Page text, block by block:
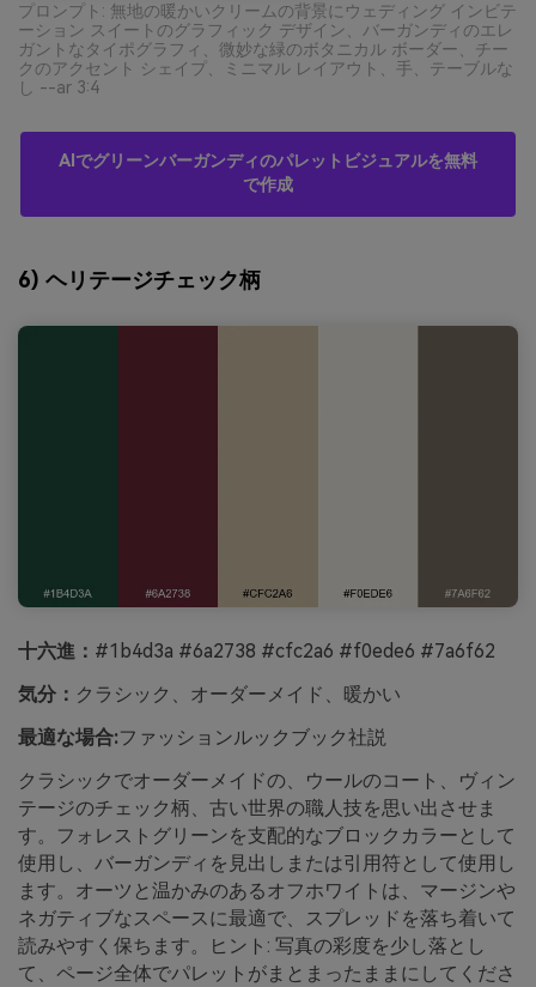
プロンプト: 無地の暖かいクリームの背景にウェディング インビテ
ーション スイートのグラフィック デザイン、バーガンディのエレ
ガントなタイポグラフィ、微妙な緑のボタニカル ボーダー、チー
クのアクセント シェイプ、ミニマル レイアウト、手、テーブルな
し --ar 3:4
AIでグリーンバーガンディのパレットビジュアルを無料
で作成
6) ヘリテージチェック柄
十六進： #1b4d3a #6a2738 #cfc2a6 #f0ede6 #7a6f62
気分： クラシック、オーダーメイド、暖かい
最適な場合:ファッションルックブック社説
クラシックでオーダーメイドの、ウールのコート、ヴィン
テージのチェック柄、古い世界の職人技を思い出させま
す。フォレストグリーンを支配的なブロックカラーとして
使用し、バーガンディを見出しまたは引用符として使用し
ます。オーツと温かみのあるオフホワイトは、マージンや
ネガティブなスペースに最適で、スプレッドを落ち着いて
読みやすく保ちます。ヒント: 写真の彩度を少し落とし
て、ページ全体でパレットがまとまったままにしてくださ